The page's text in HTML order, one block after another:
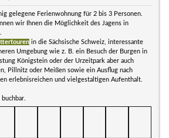
gelegene Ferienwohnung für 2 bis 3 Personen.
wir Ihnen die Möglichkeit des Jagens in
in die Sächsische Schweiz, interessante
Umgebung wie z. B. ein Besuch der Burgen in
Königstein oder der Urzeitpark aber auch
Pillnitz oder Meißen sowie ein Ausflug nach
erlebnisreichen und vielgestaltigen Aufenthalt.